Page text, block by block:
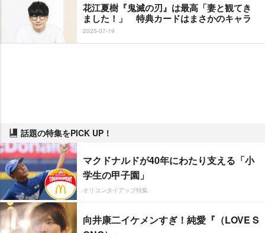
花江夏樹『鬼滅の刃』は最高「妻と観てき
ました！」 特典カードはまさかのキャラ
2025-07-19
話題の特集をPICK UP！
マクドナルドが40年にわたり支える「小
学生の甲子園」
オリコンタイアップ特集
向井康二イケメンすぎ！純愛『（LOVE S